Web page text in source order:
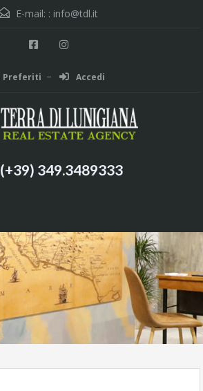
E-mail: : info@tdl.it
Preferiti Accedi
(+39) 349.3489333